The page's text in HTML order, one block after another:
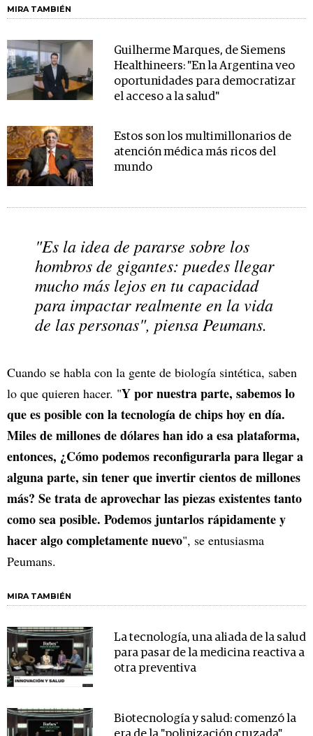
MIRA TAMBIÉN
Guilherme Marques, de Siemens
Healthineers: "En la Argentina veo
oportunidades para democratizar
el acceso a la salud"
Estos son los multimillonarios de
atención médica más ricos del
mundo
"Es la idea de pararse sobre los
hombros de gigantes: puedes llegar
mucho más lejos en tu capacidad
para impactar realmente en la vida
de las personas", piensa Peumans.
Cuando se habla con la gente de biología sintética, saben
lo que quieren hacer. "Y por nuestra parte, sabemos lo
que es posible con la tecnología de chips hoy en día.
Miles de millones de dólares han ido a esa plataforma,
entonces, ¿Cómo podemos reconfigurarla para llegar a
alguna parte, sin tener que invertir cientos de millones
más? Se trata de aprovechar las piezas existentes tanto
como sea posible. Podemos juntarlos rápidamente y
hacer algo completamente nuevo", se entusiasma
Peumans.
MIRA TAMBIÉN
La tecnología, una aliada de la salud
para pasar de la medicina reactiva a
otra preventiva
Biotecnología y salud: comenzó la